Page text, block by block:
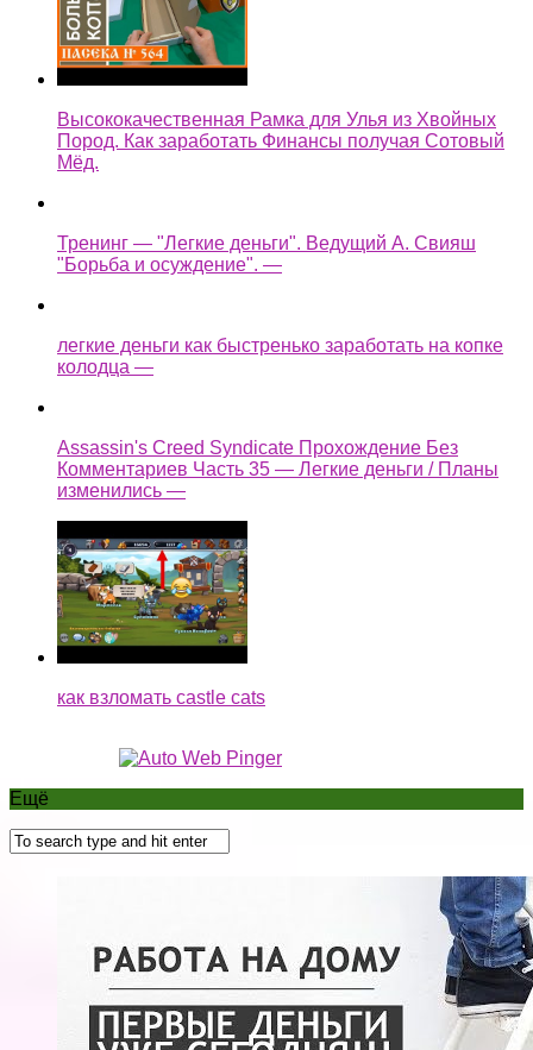
Высококачественная Рамка для Улья из Хвойных
Пород. Как заработать Финансы получая Сотовый
Мёд.
Тренинг — "Легкие деньги". Ведущий А. Свияш
"Борьба и осуждение". —
легкие деньги как быстренько заработать на копке
колодца —
Assassin's Creed Syndicate Прохождение Без
Комментариев Часть 35 — Легкие деньги / Планы
изменились —
как взломать castle cats
Ещё